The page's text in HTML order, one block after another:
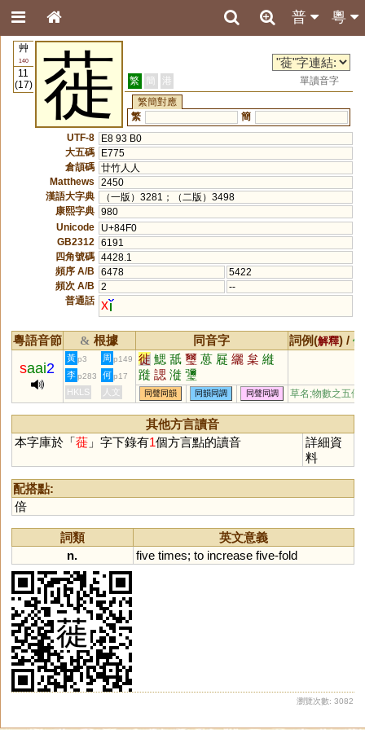
粵
普
艸
140
11
(17)
蓰 繁 簡 港
單讀音字
繁簡對應
繁
簡
UTF-8
E8 93 B0
大五碼
E775
倉頡碼 廿竹人人
Matthews
2450
漢語大字典
（一版）3281；（二版）3498
康熙字典 980
Unicode
U+84F0
GB2312
6191
四角號碼 4428.1
頻序 A/B
6478
5422
頻次 A/B
2
--
普通話 x
粵語音節 & 根據 同音字 詞例(解釋) /
saai2
黃 p3 周 p149 徙 鰓 舐 璽 葸 屣 纚 枲 縰
蹝 諰 漇 瓕
李 p283 何 p17
HKLS 人文 同聲同韻 同韻同調 同聲同調 草名;物數之五倍
其他方言讀音
本字庫於「 蓰」字下錄有1個方言點的讀音
詳細資
料
配搭點:
倍
詞類
英文意義
n.
five times; to increase five-fold
瀏覽次數: 3082